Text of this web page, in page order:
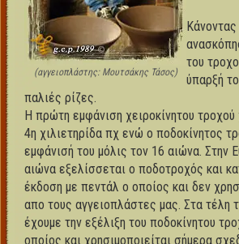
(αγγειοπλάστης: Μουτσάκης Τάσος)
Κάνοντας
του
ύπαρξή
παλιές ρίζες.
Η πρώτη εμφάνιση χειροκίνητου τροχού
4η χιλιετηρίδα πχ ενώ ο ποδοκίνητος
εμφάνισή του μόλις τον 16 αιώνα. Στην
αιώνα εξελίσσεται ο ποδοτροχός και
έκδοση με πεντάλ ο οποίος και δεν
απο τους αγγειοπλάστες μας. Στα τέλη
έχουμε την εξέλιξη του ποδοκίνητου
οποίος και χρησιμοποιείται σήμερα